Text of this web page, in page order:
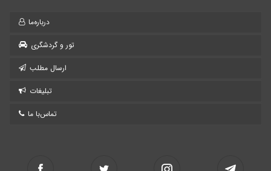
درباره‌ما
تور و گردشگری
ارسال مطلب
تبلیغات
تماس‌با ما